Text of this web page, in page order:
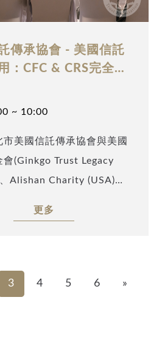
傳承協會 - 美國信託
：CFC & CRS完全解
~ 10:00
美國信託傳承協會與美國
會(Ginkgo Trust Legacy
Alishan Charity (USA)及
理事長呂旭明會計師(Peter
中如何解決CFC與CRS帶來
更多
3 4 5 6 »